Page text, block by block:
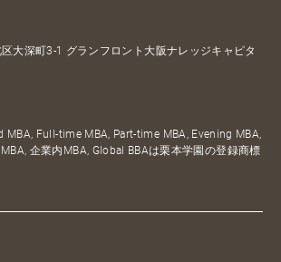
大深町3-1 グランフロント大阪ナレッジキャピタ
MBA, Full-time MBA, Part-time MBA, Evening MBA,
企業内MBA, Global BBAは栗本学園の登録商標